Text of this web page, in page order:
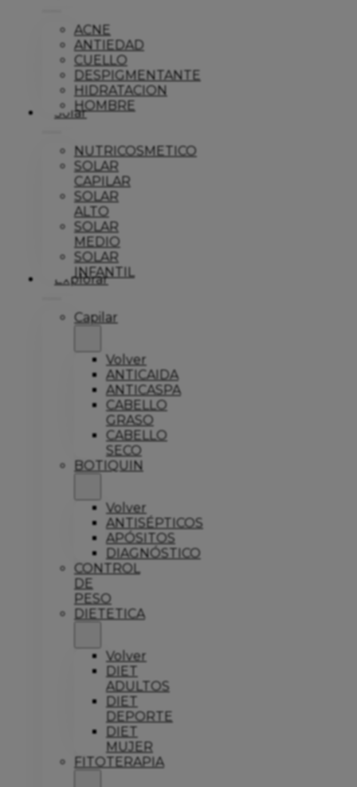
ACNE
ANTIEDAD
CUELLO
DESPIGMENTANTE
HIDRATACION
HOMBRE
Solar
NUTRICOSMETICO
SOLAR
CAPILAR
SOLAR
ALTO
SOLAR
MEDIO
SOLAR
INFANTIL
Explorar
Capilar
Volver
ANTICAIDA
ANTICASPA
CABELLO
GRASO
CABELLO
SECO
BOTIQUIN
Volver
ANTISÉPTICOS
APÓSITOS
DIAGNÓSTICO
CONTROL
DE
PESO
DIETETICA
Volver
DIET
ADULTOS
DIET
DEPORTE
DIET
MUJER
FITOTERAPIA